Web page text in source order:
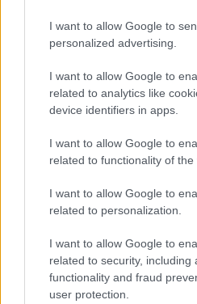
I want to allow Google to
personalized advertising.
I want to allow Google to
related to analytics like
device identifiers in apps.
I want to allow Google to
related to functionality of the
I want to allow Google to
related to personalization.
I want to allow Google to
related to security, including
functionality and fraud
user protection.
παντού…